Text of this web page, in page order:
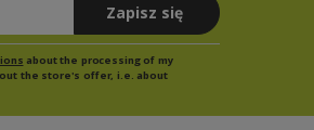
Zapisz się
about the processing of my
the store's offer, i.e. about